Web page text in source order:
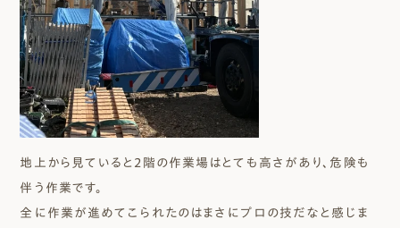
地上から見ていると2階の作業場はとても高さがあり、危険も
伴う作業です。
全に作業が進めてこられたのはまさにプロの技だなと感じま